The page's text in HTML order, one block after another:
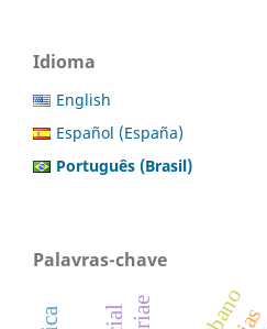
Idioma
English
Español (España)
Português (Brasil)
Palavras-chave